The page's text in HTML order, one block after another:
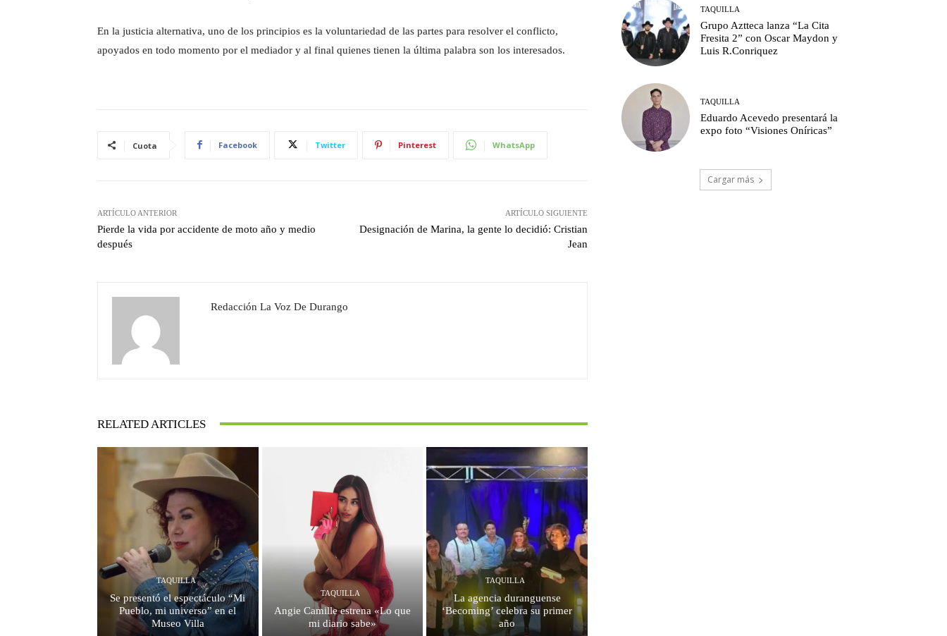
En la justicia alternativa, uno de los principios es la voluntariedad de las partes para resolver el conflicto,
apoyados en todo momento por el mediador y al final quienes tienen la última palabra son los interesados.
Cuota Facebook Twitter Pinterest WhatsApp
ARTÍCULO ANTERIOR
Pierde la vida por accidente de moto año y medio
después
ARTÍCULO SIGUIENTE
Designación de Marina, la gente lo decidió: Cristian
Jean
Redacción La Voz De Durango
RELATED ARTICLES
TAQUILLA
Se presentó el espectáculo “Mi
Pueblo, mi universo” en el
Museo Villa
TAQUILLA
Angie Camille estrena «Lo que
mi diario sabe»
TAQUILLA
La agencia duranguense
‘Becoming’ celebra su primer
año
TAQUILLA
Grupo Aztteca lanza “La Cita
Fresita 2” con Oscar Maydon y
Luis R.Conriquez
TAQUILLA
Eduardo Acevedo presentará la
expo foto “Visiones Oníricas”
Cargar más